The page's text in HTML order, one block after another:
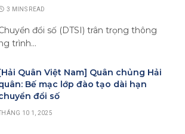
3 MINS READ
đổi số (DTSI) trân trọng thông
trình…
Quân Việt Nam] Quân chủng Hải
Bế mạc lớp đào tạo dài hạn
đổi số
10 1, 2025